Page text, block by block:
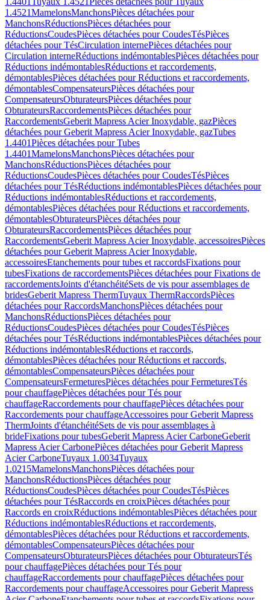
1.4521MamelonsManchonsPièces détachées pour
ManchonsRéductionsPièces détachées pour
RéductionsCoudesPièces détachées pour CoudesTésPièces
détachées pour TésCirculation internePièces détachées pour
Circulation interneRéductions indémontablesPièces détachées pour
Réductions indémontablesRéductions et raccordements,
démontablesPièces détachées pour Réductions et raccordements,
démontablesCompensateursPièces détachées pour
CompensateursObturateursPièces détachées pour
ObturateursRaccordementsPièces détachées pour
RaccordementsGeberit Mapress Acier Inoxydable, gazPièces
détachées pour Geberit Mapress Acier Inoxydable, gazTubes
1.4401Pièces détachées pour Tubes
1.4401MamelonsManchonsPièces détachées pour
ManchonsRéductionsPièces détachées pour
RéductionsCoudesPièces détachées pour CoudesTésPièces
détachées pour TésRéductions indémontablesPièces détachées pour
Réductions indémontablesRéductions et raccordements,
démontablesPièces détachées pour Réductions et raccordements,
démontablesObturateursPièces détachées pour
ObturateursRaccordementsPièces détachées pour
RaccordementsGeberit Mapress Acier Inoxydable, accessoiresPièces
détachées pour Geberit Mapress Acier Inoxydable,
accessoiresEtanchements pour tubes et raccordsFixations pour
tubesFixations de raccordementsPièces détachées pour Fixations de
raccordementsJoints d'étanchéitéSets de vis pour assemblages de
bridesGeberit Mapress ThermTuyaux ThermRaccordsPièces
détachées pour RaccordsManchonsPièces détachées pour
ManchonsRéductionsPièces détachées pour
RéductionsCoudesPièces détachées pour CoudesTésPièces
détachées pour TésRéductions indémontablesPièces détachées pour
Réductions indémontablesRéductions et raccords,
démontablesPièces détachées pour Réductions et raccords,
démontablesCompensateursPièces détachées pour
CompensateursFermeturesPièces détachées pour FermeturesTés
pour chauffagePièces détachées pour Tés pour
chauffageRaccordements pour chauffagePièces détachées pour
Raccordements pour chauffageAccessoires pour Geberit Mapress
ThermJoints d'étanchéitéSets de vis pour assemblages à
brideFixations pour tubesGeberit Mapress Acier CarboneGeberit
Mapress Acier CarbonePièces détachées pour Geberit Mapress
Acier CarboneTuyaux 1.0034Tuyaux
1.0215MamelonsManchonsPièces détachées pour
ManchonsRéductionsPièces détachées pour
RéductionsCoudesPièces détachées pour CoudesTésPièces
détachées pour TésRaccords en croixPièces détachées pour
Raccords en croixRéductions indémontablesPièces détachées pour
Réductions indémontablesRéductions et raccordements,
démontablesPièces détachées pour Réductions et raccordements,
démontablesCompensateursPièces détachées pour
CompensateursObturateursPièces détachées pour ObturateursTés
pour chauffagePièces détachées pour Tés pour
chauffageRaccordements pour chauffagePièces détachées pour
Raccordements pour chauffageAccessoires pour Geberit Mapress